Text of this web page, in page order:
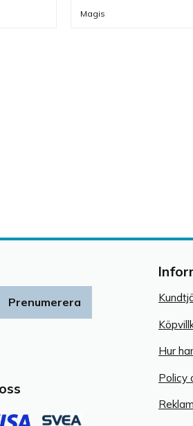
offentliga miljöer.
Magis
Prenumerera
Hur
Policy